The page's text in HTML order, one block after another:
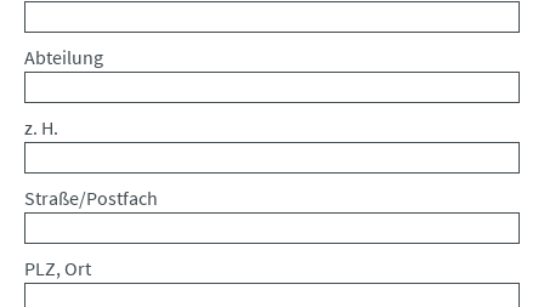
Abteilung
z. H.
Straße/Postfach
PLZ, Ort